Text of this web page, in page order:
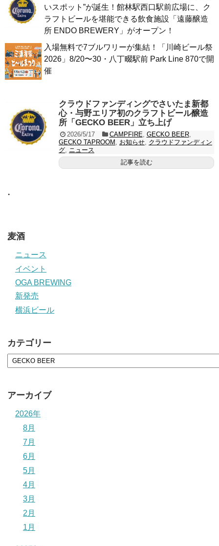
いスポット”が誕生！館林駅西口駅前広場に、ク
ラフトビールを堪能できる飲食施設「遠藤醸造
所 ENDO BREWERY」がオープン！
入場無料で7ブルワリーが集結！「川崎ビール祭
2026」8/20〜30・八丁畷駅前 Park Line 870で開
催
クラウドファンディングでさいたま新都
心・与野エリア初のクラフトビール醸造
所「GECKO BEER」立ち上げ
2026/5/17 CAMPFIRE, GECKO BEER,
GECKO TAPROOM , お知らせ, クラウドファンディン
グ, ニュース
記事を読む
・
麦酒
ニュース
イベント
OGA BREWING
新発売
横浜ビール
カテゴリー
アーカイブ
2026年
8月
7月
6月
5月
4月
3月
2月
1月